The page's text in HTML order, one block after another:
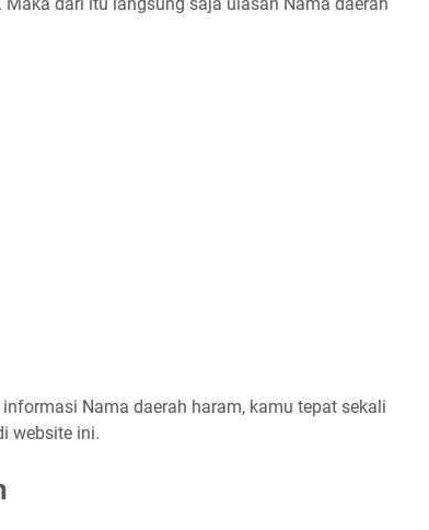
Nama daerah haram, kamu tepat sekali
website ini.